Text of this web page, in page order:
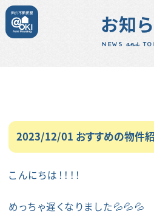
お知
NEWS and
2023/12/01 おすすめの物件
こんにちは！！！！
めっちゃ遅くなりました💦💦💦